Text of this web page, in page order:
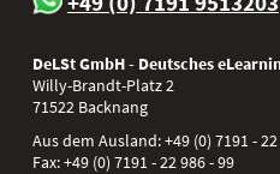
DeLSt GmbH - Deutsches
Willy-Brandt-Platz 2
71522 Backnang
Aus dem Ausland:+49 (0) 7191 -
Fax:+49 (0) 7191 - 22 986 - 99